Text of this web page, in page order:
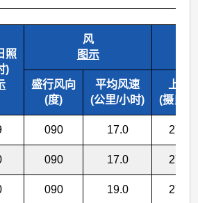
照
)
风
图示
盛行风向
(度)
平均风速
(公里/小时)
上午
(摄氏度
090 17.0 27.0
090 17.0 27.0
090 19.0 27.0